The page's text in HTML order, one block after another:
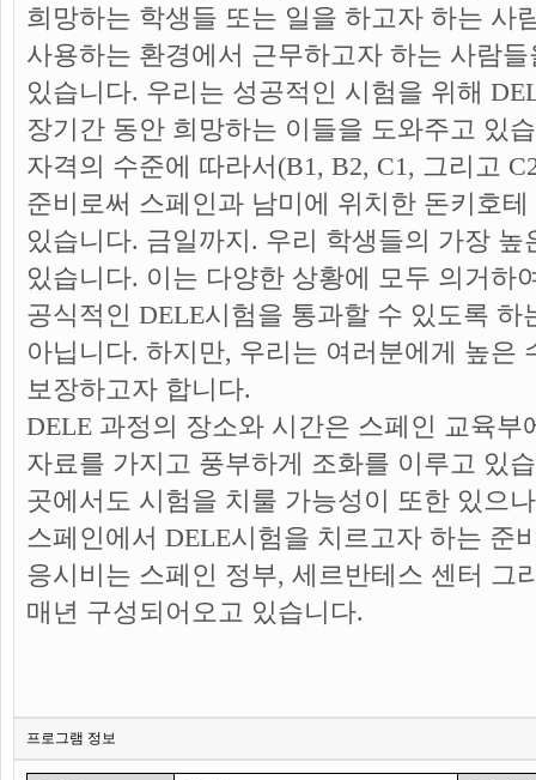
희망하는 학생들 또는 일을 하고자 하는 사
사용하는 환경에서 근무하고자 하는 사람
있습니다. 우리는 성공적인 시험을 위해
장기간 동안 희망하는 이들을 도와주고 있
자격의 수준에 따라서(B1, B2, C1, 그리고
준비로써 스페인과 남미에 위치한 돈키호
있습니다. 금일까지. 우리 학생들의 가장
있습니다. 이는 다양한 상황에 모두 의거하
공식적인 DELE시험을 통과할 수 있도록
아닙니다. 하지만, 우리는 여러분에게 높은
보장하고자 합니다.
DELE 과정의 장소와 시간은 스페인 교육부
자료를 가지고 풍부하게 조화를 이루고 있
곳에서도 시험을 치룰 가능성이 또한 있으
스페인에서 DELE시험을 치르고자 하는 준
응시비는 스페인 정부, 세르반테스 센터 그
매년 구성되어오고 있습니다.
프로그램 정보